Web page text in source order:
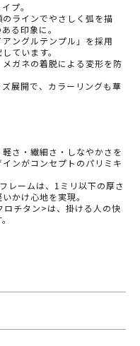
プ。
ラインでやさしく弧を描
る印象に。
ングルテンプル」を採用
ています。
ガネの着脱による変形を防
展開で、カラーリングも華
さ・繊細さ・しなやかさを
ンがコンセプトのパリミキ
レームは、1ミリ以下の厚さ
かけ心地を実現。
チタン>は、掛ける人の快